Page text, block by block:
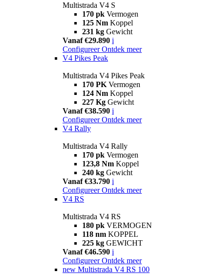
Multistrada V4 S
170 pk Vermogen
125 Nm Koppel
231 kg Gewicht
Vanaf €29.890 i
Configureer Ontdek meer
V4 Pikes Peak
Multistrada V4 Pikes Peak
170 PK Vermogen
124 Nm Koppel
227 Kg Gewicht
Vanaf €38.590 i
Configureer Ontdek meer
V4 Rally
Multistrada V4 Rally
170 pk Vermogen
123,8 Nm Koppel
240 kg Gewicht
Vanaf €33.790 i
Configureer Ontdek meer
V4 RS
Multistrada V4 RS
180 pk VERMOGEN
118 nm KOPPEL
225 kg GEWICHT
Vanaf €46.590 i
Configureer Ontdek meer
new Multistrada V4 RS 100